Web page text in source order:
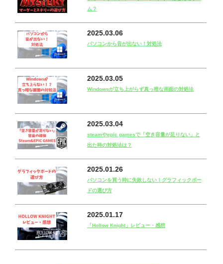
ム？
2025.03.06
パソコンから音が出ない！対処法
2025.03.05
Windowsが立ち上がらず真っ暗な画面の対処法
2025.03.04
steamやepic gamesで「空き容量が足りない」と
出た時の対処法は？
2025.01.26
パソコンを買う時に失敗しない！グラフィックボー
ドの選び方
2025.01.17
「Hollow Knight」レビュー・感想